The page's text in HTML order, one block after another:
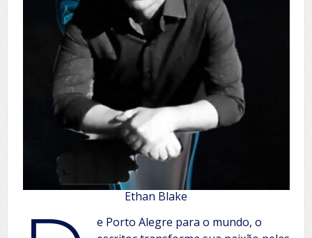
Ethan Blake
e Porto Alegre para o mundo, o